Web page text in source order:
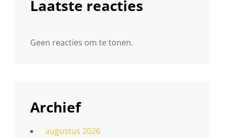
Laatste reacties
Geen reacties om te tonen.
Archief
augustus 2026